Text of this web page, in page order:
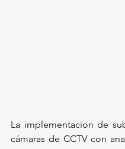
La implementacion de
cámaras de CCTV con